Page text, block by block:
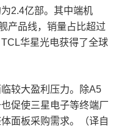
2.4亿部。其中端机
产品线，销量占比超过
华星光电获得了全球
较大盈利压力。除A5
促使三星电子等终端厂
面板采购需求。（译自